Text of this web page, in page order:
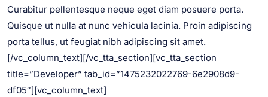
Curabitur pellentesque neque eget diam posuere porta.
Quisque ut nulla at nunc vehicula lacinia. Proin adipiscing
porta tellus, ut feugiat nibh adipiscing sit amet.
[/vc_column_text][/vc_tta_section][vc_tta_section
title=”Developer” tab_id=”1475232022769-6e2908d9-
df05″][vc_column_text]